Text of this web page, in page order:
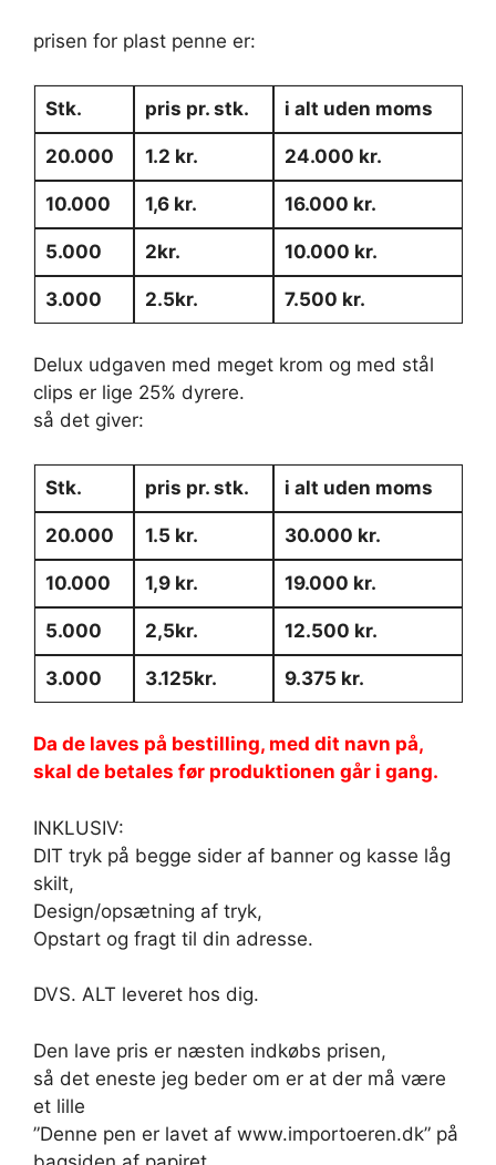
prisen for plast penne er:
Stk. pris pr. stk. i alt uden moms
20.000 1.2 kr. 24.000 kr.
10.000 1,6 kr. 16.000 kr.
5.000 2kr. 10.000 kr.
3.000 2.5kr. 7.500 kr.
Delux udgaven med meget krom og med stål
clips er lige 25% dyrere.
så det giver:
Stk. pris pr. stk. i alt uden moms
20.000 1.5 kr. 30.000 kr.
10.000 1,9 kr. 19.000 kr.
5.000 2,5kr. 12.500 kr.
3.000 3.125kr. 9.375 kr.
Da de laves på bestilling, med dit navn på,
skal de betales før produktionen går i gang.
INKLUSIV:
DIT tryk på begge sider af banner og kasse låg
skilt,
Design/opsætning af tryk,
Opstart og fragt til din adresse.
DVS. ALT leveret hos dig.
Den lave pris er næsten indkøbs prisen,
så det eneste jeg beder om er at der må være
et lille
”Denne pen er lavet af www.importoeren.dk” på